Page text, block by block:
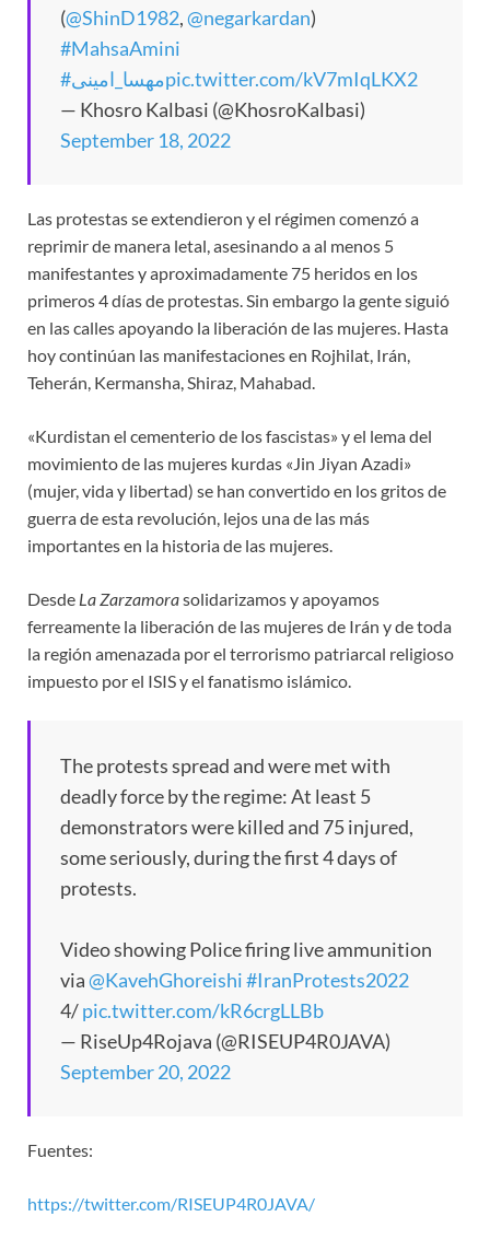
(@ShinD1982,@negarkardan)
#MahsaAmini
#مهسا_امینیpic.twitter.com/kV7mIqLKX2
— Khosro Kalbasi (@KhosroKalbasi)
September 18, 2022
Las protestas se extendieron y el régimen comenzó a
reprimir de manera letal, asesinando a al menos 5
manifestantes y aproximadamente 75 heridos en los
primeros 4 días de protestas. Sin embargo la gente siguió
en las calles apoyando la liberación de las mujeres. Hasta
hoy continúan las manifestaciones en Rojhilat, Irán,
Teherán, Kermansha, Shiraz, Mahabad.
«Kurdistan el cementerio de los fascistas» y el lema del
movimiento de las mujeres kurdas «Jin Jiyan Azadi»
(mujer, vida y libertad) se han convertido en los gritos de
guerra de esta revolución, lejos una de las más
importantes en la historia de las mujeres.
Desde La Zarzamorasolidarizamos y apoyamos
ferreamente la liberación de las mujeres de Irán y de toda
la región amenazada por el terrorismo patriarcal religioso
impuesto por el ISIS y el fanatismo islámico.
The protests spread and were met with
deadly force by the regime: At least 5
demonstrators were killed and 75 injured,
some seriously, during the first 4 days of
protests.
Video showing Police firing live ammunition
via@KavehGhoreishi#IranProtests2022
4/pic.twitter.com/kR6crgLLBb
— RiseUp4Rojava (@RISEUP4R0JAVA)
September 20, 2022
Fuentes:
https://twitter.com/RISEUP4R0JAVA/